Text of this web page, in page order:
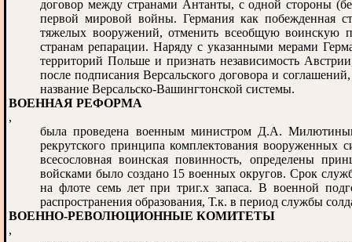
договор между странами Антанты, с одной стороны
первой мировой войны. Германия как побежденная
тяжелых вооружений, отменить всеобщую воинскую
странам репарации. Наряду с указанными мерами
территорий Польше и признать независимость
после подписания Версальского договора и
название Версальско-Вашингтонской системы.
ВОЕННАЯ РЕФОРМА
,
была проведена военным министром Д.А.
рекрутского принципа комплектования
всесословная воинская повинность, определены
войсками было создано 15 военных округов. Срок
на флоте семь лет при триг.х запаса. В военной
распространения образования, Т.к. в период службы
ВОЕННО-РЕВОЛЮЦИОННЫЕ КОМИТЕТЫ
,